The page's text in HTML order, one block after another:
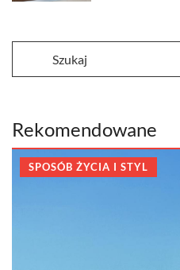
Rekomendowane
SPOSÓB ŻYCIA I STYL